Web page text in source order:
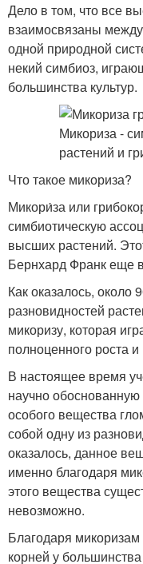
Дело в том, что все
взаимосвязаны
одной природной
некий симбиоз,
большинства культур.
Что такое микориза?
Микори́за или
симбиотическую
высших растений.
Бернхард Франк еще
Как оказалось,
разновидностей
микоризу, которая
полноценного роста и
В настоящее время
научно
особого вещества
собой одну из
оказалось, данное
именно благодаря
этого вещества
невозможно.
Благодаря
корней у